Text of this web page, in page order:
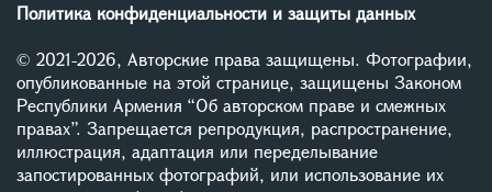
Политика конфиденциальности и защиты данных
© 2021-2026, Авторские права защищены. Фотографии,
опубликованные на этой странице, защищены Законом
Республики Армения “Об авторском праве и смежных
правах”. Запрещается репродукция, распространение,
иллюстрация, адаптация или переделывание
запостированных фотографий, или использование их